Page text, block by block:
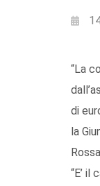
“La
di
la
“E’